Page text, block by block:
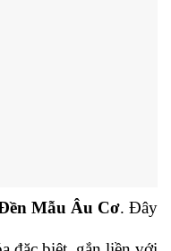
Mẫu Âu Cơ. Đây